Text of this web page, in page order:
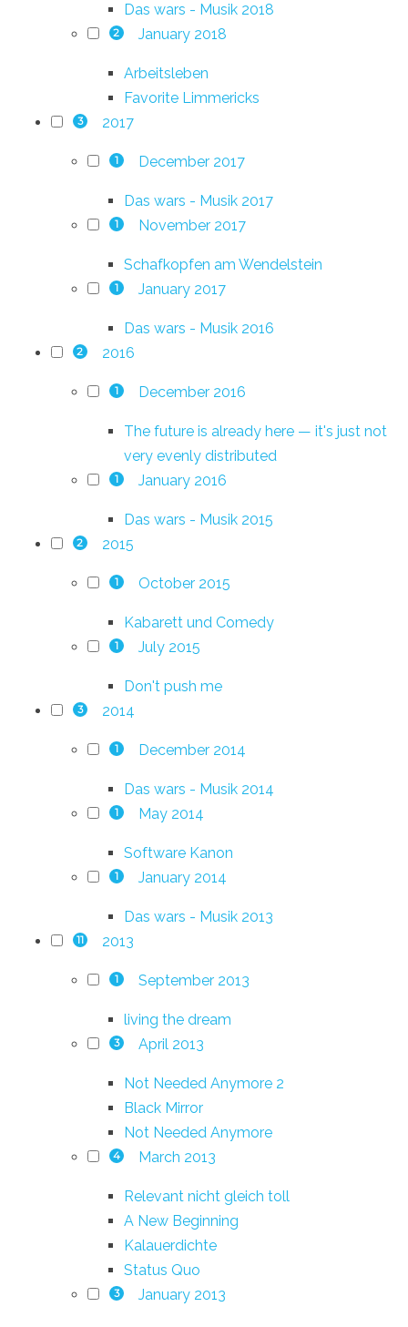
Das wars - Musik 2018
2 January 2018
Arbeitsleben
Favorite Limmericks
3 2017
1 December 2017
Das wars - Musik 2017
1 November 2017
Schafkopfen am Wendelstein
1 January 2017
Das wars - Musik 2016
2 2016
1 December 2016
The future is already here — it's just not
very evenly distributed
1 January 2016
Das wars - Musik 2015
2 2015
1 October 2015
Kabarett und Comedy
1 July 2015
Don't push me
3 2014
1 December 2014
Das wars - Musik 2014
1 May 2014
Software Kanon
1 January 2014
Das wars - Musik 2013
11 2013
1 September 2013
living the dream
3 April 2013
Not Needed Anymore 2
Black Mirror
Not Needed Anymore
4 March 2013
Relevant nicht gleich toll
A New Beginning
Kalauerdichte
Status Quo
3 January 2013